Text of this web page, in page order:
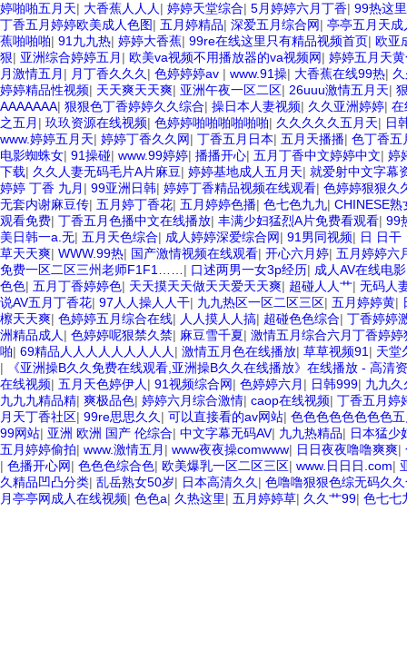
婷啪啪五月天| 大香蕉人人人 | 婷婷天堂综合| 5月婷婷六月丁香| 99热这
丁香五月婷婷欧美成人色图| 五月婷精品| 深爱五月综合网| 亭亭五月天成
蕉啪啪啪| 91九九热| 婷婷大香蕉| 99re在线这里只有精品视频首页| 欧亚
狠| 亚洲综合婷婷五月 | 欧美va视频不用播放器的va视频网| 婷婷五月天
月激情五月 | 月丁香久久久 | 色婷婷婷av | www.91操| 大香蕉在线99热|
婷婷精品性视频| 天天爽天天爽| 亚洲午夜一区二区| 26uuu激情五月天|
AAAAAAA| 狠狠色丁香婷婷久久综合| 操日本人妻视频| 久久亚洲婷婷| 在
之五月 | 玖玖资源在线视频| 色婷婷啪啪啪啪啪啪| 久久久久久五月天| 日
www.婷婷五月天| 婷婷丁香久久网| 丁香五月日本| 五月天播播| 色丁香五
电影蜘蛛女| 91操碰| www.99婷婷| 播播开心| 五月丁香中文婷婷中文| 婷
下载| 久久人妻无码毛片A片麻豆| 婷婷基地成人五月天| 就爱射中文字幕
婷婷 丁香 九月 | 99亚洲日韩| 婷婷丁香精品视频在线观看| 色婷婷狠狠久
无套内谢麻豆传| 五月婷丁香花| 五月婷婷色播| 色七色九九| CHINESE熟
观看免费| 丁香五月色播中文在线播放| 丰满少妇猛烈A片免费看观看| 99
美日韩一a.无| 五月天色综合| 成人婷婷深爱综合网| 91男同视频| 日 日干
草天天爽| WWW.99热| 国产激情视频在线观看| 开心六月婷| 五月婷婷六
免费一区二区三州老师F1F1…… | 口述两男一女3p经历| 成人AV在线电影
色色| 五月丁香婷婷色| 天天摸天天做天天爱天天爽| 超碰人人艹| 无码人
说AV五月丁香花| 97人人操人人干| 九九热区一区二区三区| 五月婷婷黄|
檫天天爽| 色婷婷五月综合在线| 人人摸人人搞| 超碰色色综合| 丁香婷婷
洲精品成人 | 色婷婷呢狠禁久禁| 麻豆雪千夏| 激情五月综合六月丁香婷婷
啪| 69精品人人人人人人人人人 | 激情五月色在线播放| 草草视频91 | 天堂
|
《亚洲操B久久免费在线观看,亚洲操B久久在线播放》在线播放 - 高清
在线视频| 五月天色婷伊人 | 91视频综合网| 色婷婷六月 | 日韩999| 九九久
九九九精品精| 爽极品色| 婷婷六月综合激情| caop在线视频| 丁香五月婷
月天丁香社区| 99re思思久久 | 可以直接看的av网站| 色色色色色色色色
99网站| 亚洲 欧洲 国产 伦综合| 中文字幕无码AV| 九九热精品| 日本猛少
五月婷婷偷拍| www.激情五月 | www夜夜操comwww| 日日夜夜噜噜爽爽|
| 色播开心网| 色色色综合色| 欧美爆乳一区二区三区| www.日日日.com|
久精品凹凸分类| 乱岳熟女50岁| 日本高清久久 | 色噜噜狠狠色综无码久
月亭亭网成人在线视频| 色色a| 久热这里| 五月婷婷草| 久久艹99| 色七七